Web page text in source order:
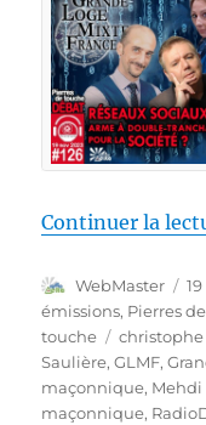
Continuer la
Auteur
WebMaster
le
émissions, Pierres
touche
Étiquettes
Saulière,GLMF,
maçonnique,
maçonnique,